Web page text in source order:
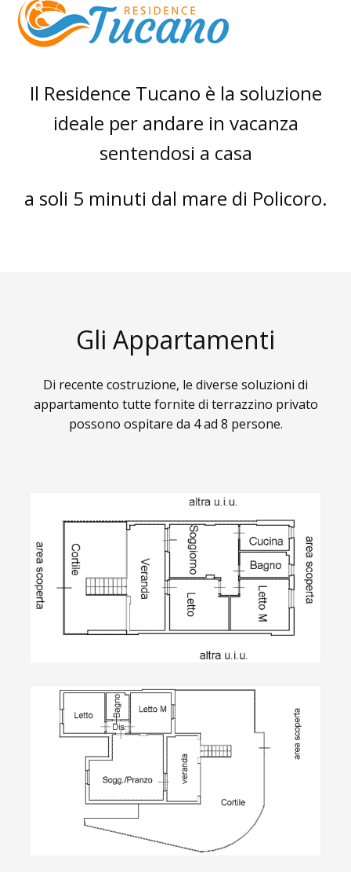
Skip
content
Open
mobile
Close
mobile
Il Residence Tucano è la soluzione
ideale per andare in vacanza
sentendosi a casa
a soli 5 minuti dal mare di Policoro.
Gli Appartamenti
Di recente costruzione, le diverse soluzioni di
appartamento tutte fornite di terrazzino privato
possono ospitare da 4 ad 8 persone.